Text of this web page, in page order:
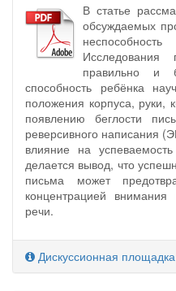
В статье
обсуждаемых
Исследования
правильно и
способность ребёнка
положения корпуса, руки,
появлению беглости
реверсивного написания
влияние на
делается вывод, что
письма может
концентрацией
речи.
Дискуссионная площадка